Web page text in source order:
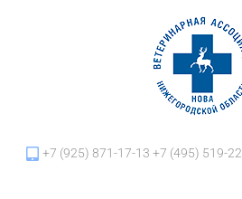
+7 (925) 871-17-13 +7 (495) 519-